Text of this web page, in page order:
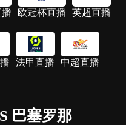
欧冠杯直播 英超直播
法甲直播 中超直播
巴塞罗那